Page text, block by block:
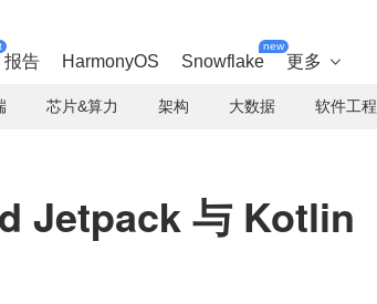
报告 HarmonyOS Snowflake
new
更多 
芯片&算力 架构 大数据 软件工程
Jetpack 与 Kotlin